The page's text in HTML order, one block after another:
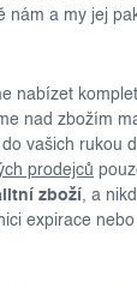
nám a my jej
nabízet
nad zbožím
vašich rukou
prodejců
zboží , a
expirace